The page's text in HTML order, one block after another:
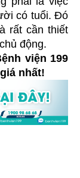
có tuổi. Đó
rất cần thiết
động.
viện 199
nhất!